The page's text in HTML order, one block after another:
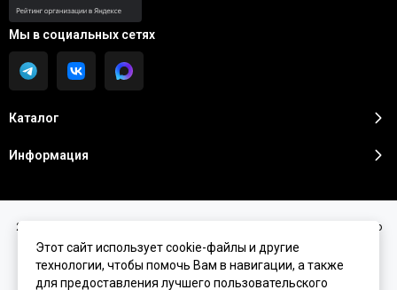
Каталог
Информация
Мы в социальных сетях
2026 © Sunshine Premium | Косметика премиум класса для домашнего
ухода.Карта сайта
Этот сайт использует cookie-файлы и другие
технологии, чтобы помочь Вам в навигации, а также
для предоставления лучшего пользовательского